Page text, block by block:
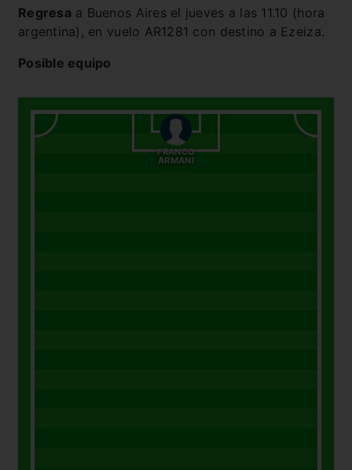
Regresa a Buenos Aires el jueves a las 11.10 (hora
argentina), en vuelo AR1281 con destino a Ezeiza.
Posible equipo
FRANCO
ARMANI